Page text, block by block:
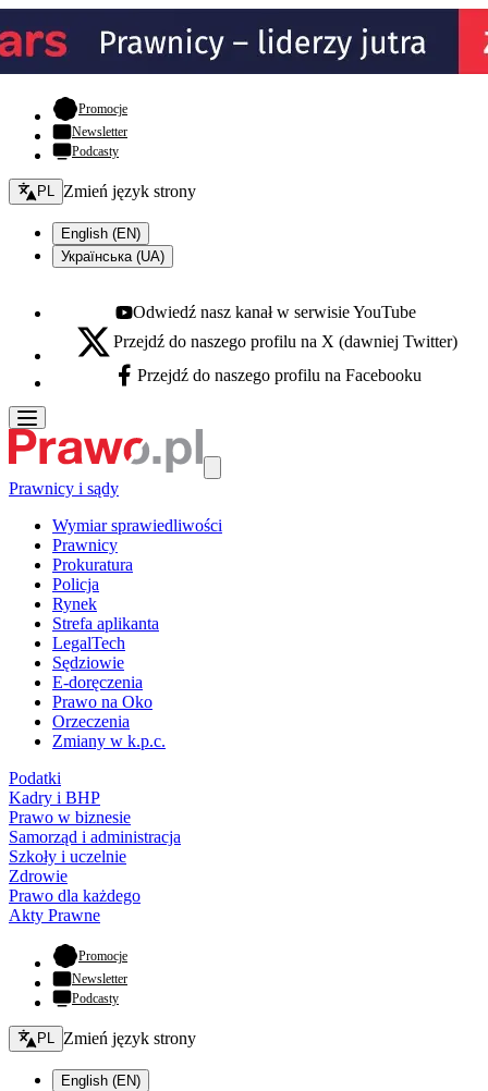
Promocje- otwiera się w nowej karcie
Newsletter
Podcasty
Zmień język - bieżący:
PL Zmień język strony
English (EN)
Українська (UA)
Youtube - otwiera się w nowej karcie
Odwiedź nasz kanał w serwisie YouTube
X - otwiera się w nowej karcie
Przejdź do naszego profilu na X (dawniej Twitter)
Facebook - otwiera się w nowej karcie
Przejdź do naszego profilu na Facebooku
Prawnicy i sądy
Wymiar sprawiedliwości
Prawnicy
Prokuratura
Policja
Rynek
Strefa aplikanta
LegalTech
Sędziowie
E-doręczenia
Prawo na Oko
Orzeczenia
Zmiany w k.p.c.
Podatki
Kadry i BHP
Prawo w biznesie
Samorząd i administracja
Szkoły i uczelnie
Zdrowie
Prawo dla każdego
Akty Prawne
Promocje- otwiera się w nowej karcie
Newsletter
Podcasty
Zmień język - bieżący:
PL Zmień język strony
English (EN)